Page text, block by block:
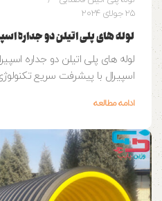
25 جولای 2024
لوله های پلی اتیلن دو جداره
لوله های پلی اتیلن دو جداره
اسپیرال با پیشرفت سریع
ادامه مطالعه